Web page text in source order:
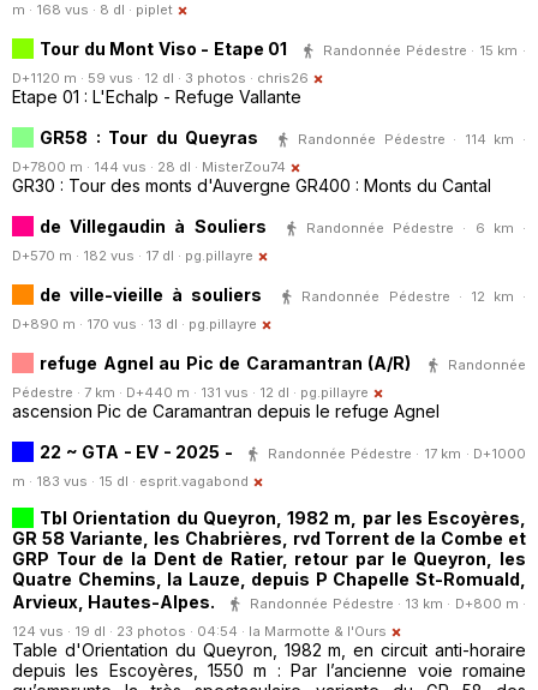
m · 168 vus · 8 dl · piplet
Tour du Mont Viso - Etape 01
Randonnée Pédestre · 15 km ·
D+1120 m · 59 vus · 12 dl · 3 photos · chris26
Etape 01 : L'Echalp - Refuge Vallante
GR58 : Tour du Queyras
Randonnée Pédestre · 114 km ·
D+7800 m · 144 vus · 28 dl · MisterZou74
GR30 : Tour des monts d'Auvergne GR400 : Monts du Cantal
de Villegaudin à Souliers
Randonnée Pédestre · 6 km ·
D+570 m · 182 vus · 17 dl · pg.pillayre
de ville-vieille à souliers
Randonnée Pédestre · 12 km ·
D+890 m · 170 vus · 13 dl · pg.pillayre
refuge Agnel au Pic de Caramantran (A/R)
Randonnée
Pédestre · 7 km · D+440 m · 131 vus · 12 dl · pg.pillayre
ascension Pic de Caramantran depuis le refuge Agnel
22 ~ GTA - EV - 2025 -
Randonnée Pédestre · 17 km · D+1000
m · 183 vus · 15 dl · esprit.vagabond
Tbl Orientation du Queyron, 1982 m, par les Escoyères,
GR 58 Variante, les Chabrières, rvd Torrent de la Combe et
GRP Tour de la Dent de Ratier, retour par le Queyron, les
Quatre Chemins, la Lauze, depuis P Chapelle St-Romuald,
Arvieux, Hautes-Alpes.
Randonnée Pédestre · 13 km · D+800 m ·
124 vus · 19 dl · 23 photos · 04:54 · la Marmotte & l'Ours
Table d'Orientation du Queyron, 1982 m, en circuit anti-horaire
depuis les Escoyères, 1550 m : Par l’ancienne voie romaine